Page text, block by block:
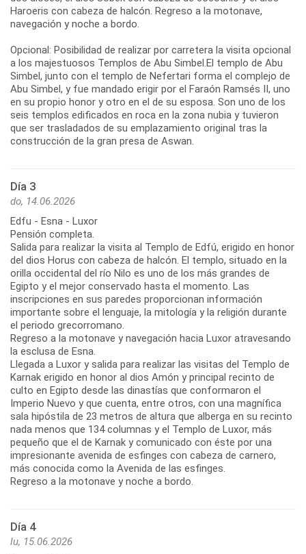
Haroeris con cabeza de halcón. Regreso a la motonave,
navegación y noche a bordo.
Opcional: Posibilidad de realizar por carretera la visita opcional
a los majestuosos Templos de Abu Simbel.El templo de Abu
Simbel, junto con el templo de Nefertari forma el complejo de
Abu Simbel, y fue mandado erigir por el Faraón Ramsés II, uno
en su propio honor y otro en el de su esposa. Son uno de los
seis templos edificados en roca en la zona nubia y tuvieron
que ser trasladados de su emplazamiento original tras la
construcción de la gran presa de Aswan.
Día 3
do, 14.06.2026
Edfu - Esna - Luxor
Pensión completa.
Salida para realizar la visita al Templo de Edfú, erigido en honor
del dios Horus con cabeza de halcón. El templo, situado en la
orilla occidental del río Nilo es uno de los más grandes de
Egipto y el mejor conservado hasta el momento. Las
inscripciones en sus paredes proporcionan información
importante sobre el lenguaje, la mitología y la religión durante
el periodo grecorromano.
Regreso a la motonave y navegación hacia Luxor atravesando
la esclusa de Esna.
Llegada a Luxor y salida para realizar las visitas del Templo de
Karnak erigido en honor al dios Amón y principal recinto de
culto en Egipto desde las dinastías que conformaron el
Imperio Nuevo y que cuenta, entre otros, con una magnífica
sala hipóstila de 23 metros de altura que alberga en su recinto
nada menos que 134 columnas y el Templo de Luxor, más
pequeño que el de Karnak y comunicado con éste por una
impresionante avenida de esfinges con cabeza de carnero,
más conocida como la Avenida de las esfinges.
Regreso a la motonave y noche a bordo.
Día 4
lu, 15.06.2026